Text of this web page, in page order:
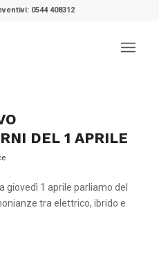
0544 408312
DEL 1 APRILE
giovedì 1 aprile parliamo del
tra elettrico, ibrido e